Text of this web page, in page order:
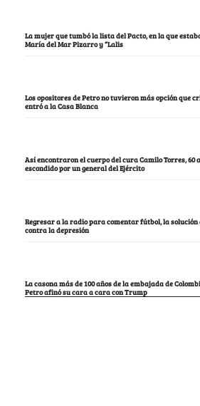
La mujer que tumbó la lista del Pacto, en la que
María del Mar Pizarro y “Lalis
Los opositores de Petro no tuvieron más opción que
entró a la Casa Blanca
Así encontraron el cuerpo del cura Camilo Torres, 60
escondido por un general del Ejército
Regresar a la radio para comentar fútbol, la
contra la depresión
La casona más de 100 años de la embajada de
Petro afinó su cara a cara con Trump